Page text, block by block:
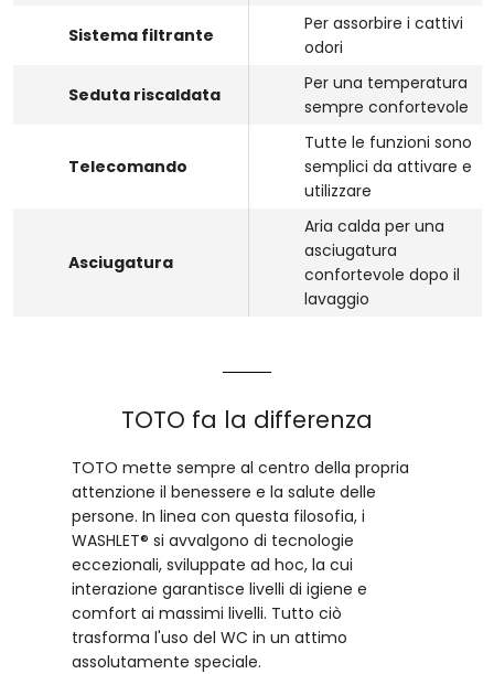
Sistema filtrante
Per assorbire i cattivi
odori
Seduta riscaldata
Per una temperatura
sempre confortevole
Telecomando
Tutte le funzioni sono
semplici da attivare e
utilizzare
Asciugatura
Aria calda per una
asciugatura
confortevole dopo il
lavaggio
TOTO fa la differenza
TOTO mette sempre al centro della propria
attenzione il benessere e la salute delle
persone. In linea con questa filosofia, i
WASHLET® si avvalgono di tecnologie
eccezionali, sviluppate ad hoc, la cui
interazione garantisce livelli di igiene e
comfort ai massimi livelli. Tutto ciò
trasforma l'uso del WC in un attimo
assolutamente speciale.